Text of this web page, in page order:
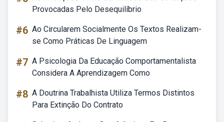
Provocadas Pelo Desequilíbrio
#6 Ao Circularem Socialmente Os Textos Realizam-
se Como Práticas De Linguagem
#7 A Psicologia Da Educação Comportamentalista
Considera A Aprendizagem Como
#8 A Doutrina Trabalhista Utiliza Termos Distintos
Para Extinção Do Contrato